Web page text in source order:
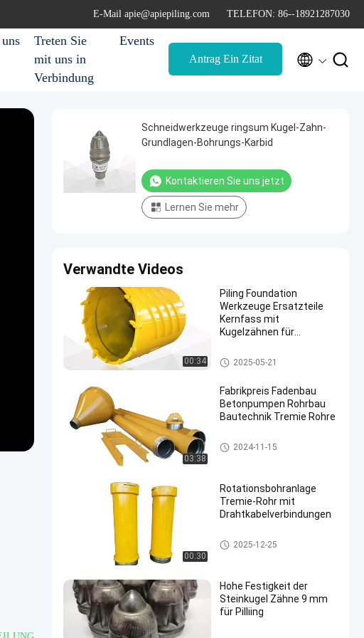
E-Mail apie@apiepiling.com TELEFON: 86--18921287030
Treten Sie
mit uns in
Verbindung
Events
Antrag Ein Zitat  
Schneidwerkzeuge ringsum Kugel-Zahn-
Grundlagen-Bohrungs-Karbid
Kontaktieren Sie uns jetzt
Lernen Sie mehr
Verwandte Videos
00:34
Piling Foundation
Werkzeuge Ersatzteile
Kernfass mit
Kugelzähnen für
Ausrüstung
Bohrung Rig Tool
2025-05-21
03:38
Fabrikpreis Fadenbau
Betonpumpen Rohrbau
Bautechnik Tremie Rohre
Bohrung Rig Tool
2024-11-15
00:30
Rotationsbohranlage
Tremie-Rohr mit
Drahtkabelverbindungen
Bohrung Rig Tool
2025-12-25
Hohe Festigkeit der
Steinkugel Zähne 9 mm
für Pilliing